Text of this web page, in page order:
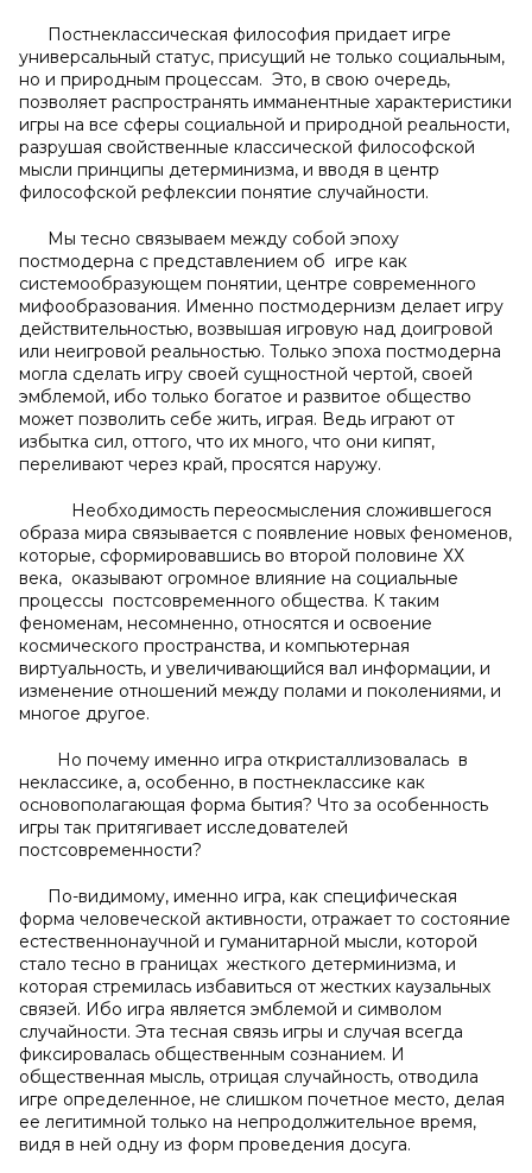
Постнеклассическая философия придает игре
универсальный статус, присущий не только социальным,
но и природным процессам. Это, в свою очередь,
позволяет распространять имманентные характеристики
игры на все сферы социальной и природной реальности,
разрушая свойственные классической философской
мысли принципы детерминизма, и вводя в центр
философской рефлексии понятие случайности.
Мы тесно связываем между собой эпоху
постмодерна с представлением об игре как
системообразующем понятии, центре современного
мифообразования. Именно постмодернизм делает игру
действительностью, возвышая игровую над доигровой
или неигровой реальностью. Только эпоха постмодерна
могла сделать игру своей сущностной чертой, своей
эмблемой, ибо только богатое и развитое общество
может позволить себе жить, играя. Ведь играют от
избытка сил, оттого, что их много, что они кипят,
переливают через край, просятся наружу.
Необходимость переосмысления сложившегося
образа мира связывается с появление новых феноменов,
которые, сформировавшись во второй половине ХХ
века, оказывают огромное влияние на социальные
процессы постсовременного общества. К таким
феноменам, несомненно, относятся и освоение
космического пространства, и компьютерная
виртуальность, и увеличивающийся вал информации, и
изменение отношений между полами и поколениями, и
многое другое.
Но почему именно игра откристаллизовалась в
неклассике, а, особенно, в постнеклассике как
основополагающая форма бытия? Что за особенность
игры так притягивает исследователей
постсовременности?
По-видимому, именно игра, как специфическая
форма человеческой активности, отражает то состояние
естественнонаучной и гуманитарной мысли, которой
стало тесно в границах жесткого детерминизма, и
которая стремилась избавиться от жестких каузальных
связей. Ибо игра является эмблемой и символом
случайности. Эта тесная связь игры и случая всегда
фиксировалась общественным сознанием. И
общественная мысль, отрицая случайность, отводила
игре определенное, не слишком почетное место, делая
ее легитимной только на непродолжительное время,
видя в ней одну из форм проведения досуга.